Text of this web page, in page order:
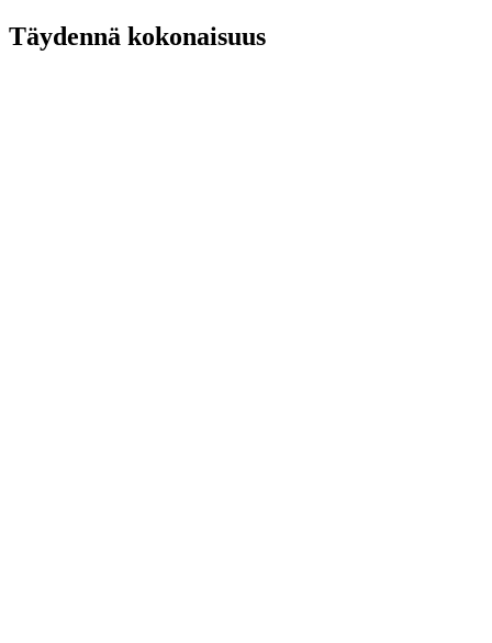
Täydennä kokonaisuus